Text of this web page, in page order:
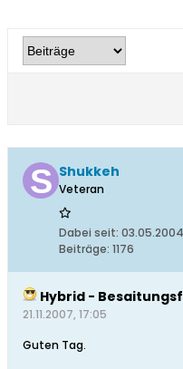
Shukkeh
Veteran
Dabei seit: 03.05.2004
Beiträge: 1176
Hybrid -
21.11.2007, 17:05
Guten Tag.